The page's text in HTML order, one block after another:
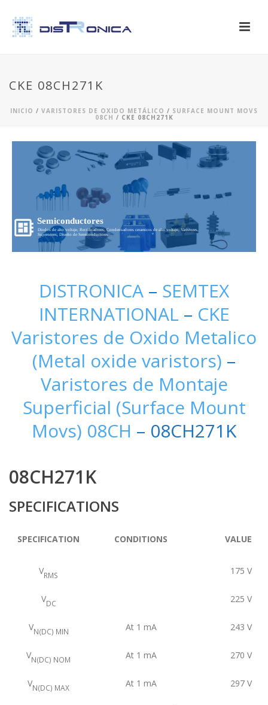
CKE 08CH271K
INICIO / VARISTORES DE OXIDO METÁLICO / SURFACE MOUNT MOVS
08CH / CKE 08CH271K
Semiconductores
Diodos de alto voltaje, Rectificadores, Condensadores ceramicos de alto voltaje, Varistores,
Supresores, Diseño de Semiconductores...
DISTRONICA – SEMTEX
INTERNATIONAL – CKE
Varistores de Oxido Metalico
(Metal oxide varistors) –
Varistores de Montaje
Superficial (Surface Mount
Movs) 08CH – 08CH271K
08CH271K
SPECIFICATIONS
SPECIFICATION CONDITIONS VALUE
VRMS 175 V
VDC 225 V
VN(DC) MIN At 1 mA 243 V
VN(DC) NOM At 1 mA 270 V
VN(DC) MAX At 1 mA 297 V